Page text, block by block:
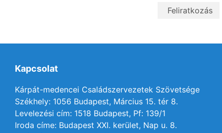
Kapcsolat
Kárpát-medencei Családszervezetek Szövetsége
Székhely: 1056 Budapest, Március 15. tér 8.
Levelezési cím: 1518 Budapest, Pf: 139/1
Iroda címe: Budapest XXI. kerület, Nap u. 8.